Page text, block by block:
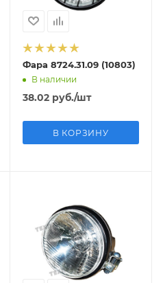
Фара 8724.31.09 (10803)
В наличии
38.02руб./шт
В КОРЗИНУ